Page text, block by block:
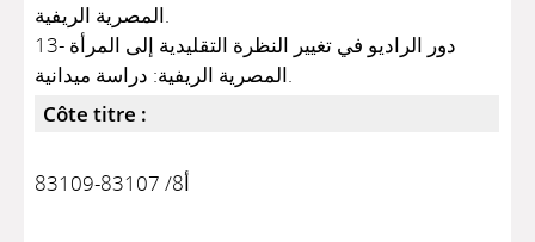
المصرية الريفية.
13- دور الراديو في تغيير النظرة التقليدية إلى المرأة
المصرية الريفية: دراسة ميدانية.
Côte titre :
أ8/ 83107-83109